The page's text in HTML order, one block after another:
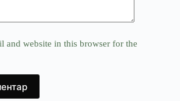
and website in this browser for the